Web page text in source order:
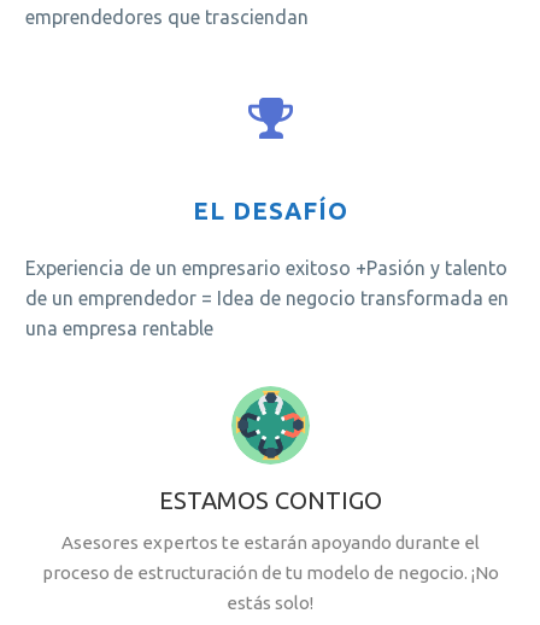
emprendedores que trasciendan
EL DESAFÍO
Experiencia de un empresario exitoso +Pasión y talento
de un emprendedor = Idea de negocio transformada en
una empresa rentable
ESTAMOS CONTIGO
Asesores expertos te estarán apoyando durante el
proceso de estructuración de tu modelo de negocio. ¡No
estás solo!